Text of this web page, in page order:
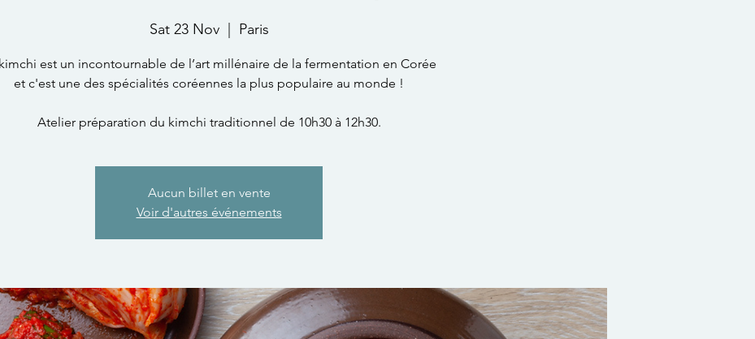
Sat 23 Nov
  |
Paris
est un incontournable de l’art millénaire de la fermentation en Corée
et c'est une des spécialités coréennes la plus populaire au monde !
Atelier préparation du kimchi traditionnel de 10h30 à 12h30.
Aucun billet en vente
Voir d'autres événements